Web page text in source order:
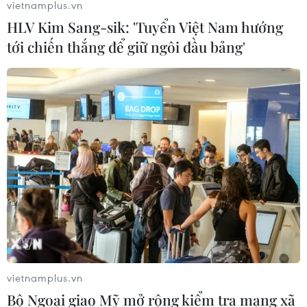
khét, tiếng ồn từ Trung tâm Điện lực
Vĩnh Tân
07/08/2026 07:10
Hà Nội quyết liệt xử lý các "điểm
nghẽn" úng ngập, môi trường đô thị
07/08/2026 06:51
Kiểm soát rác thải từ nguồn - Giải
pháp bảo vệ kênh rạch TP Hồ Chí
Minh trong mùa mưa
07/08/2026 04:47
Miền Bắc giảm mưa từ đêm
vietnamplus.vn
HLV Kim Sang-sik: 'Tuyển Việt Nam hướng
tới chiến thắng để giữ ngôi đầu bảng'
vietnamplus.vn
Bộ Ngoại giao Mỹ mở rộng kiểm tra mạng xã